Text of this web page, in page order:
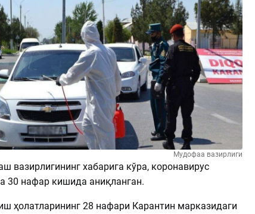
Мудофаа вазирлиги
вазирлигининг хабарига кўра, коронавирус
30 нафар кишида аниқланган.
ҳолатларининг 28 нафари Карантин марказидаги